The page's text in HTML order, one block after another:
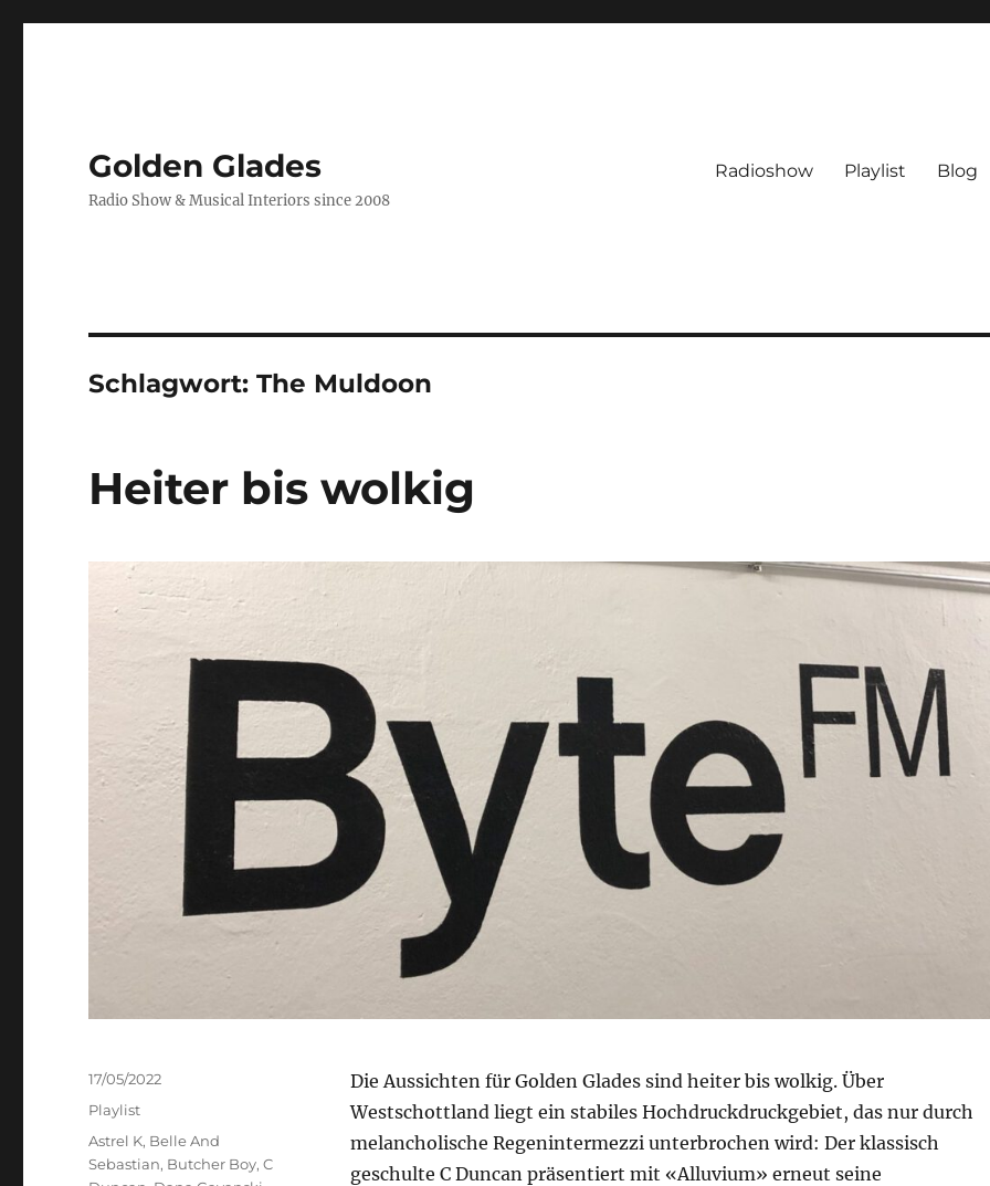
Golden Glades
Radio Show & Musical Interiors since 2008
Radioshow Playlist Blog
Schlagwort:The Muldoon
Heiter bis wolkig
Die Aussichten für Golden Glades sind heiter bis wolkig. Über
Westschottland liegt ein stabiles Hochdruckdruckgebiet, das nur durch
melancholische Regenintermezzi unterbrochen wird: Der klassisch
geschulte C Duncan präsentiert mit «Alluvium» erneut seine
Veröffentlicht
am
17/05/2022
Kategorien
Playlist
Schlagwörter
Astrel K, Belle And
Sebastian, Butcher Boy,C